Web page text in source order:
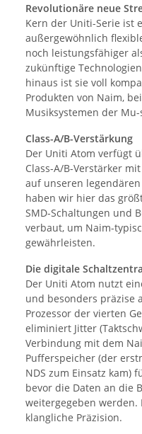
Revolutionäre neue
Kern der Uniti-Serie ist
außergewöhnlich
noch leistungsfähiger
zukünftige
hinaus ist sie voll
Produkten von Naim,
Musiksystemen der Mu-
Class-A/B-Verstärkung
Der Uniti Atom verfügt
Class-A/B-Verstärker
auf unseren
haben wir hier das
SMD-Schaltungen und
verbaut, um Naim-
gewährleisten.
Die digitale
Der Uniti Atom nutzt
und besonders präzise
Prozessor der vierten
eliminiert Jitter
Verbindung mit dem
Pufferspeicher (der
NDS zum Einsatz kam)
bevor die Daten an die
weitergegeben werden.
klangliche Präzision.